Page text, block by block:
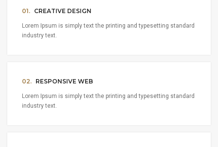
01. CREATIVE DESIGN
Lorem Ipsum is simply text the printing and typesetting standard
industry text.
02. RESPONSIVE WEB
Lorem Ipsum is simply text the printing and typesetting standard
industry text.